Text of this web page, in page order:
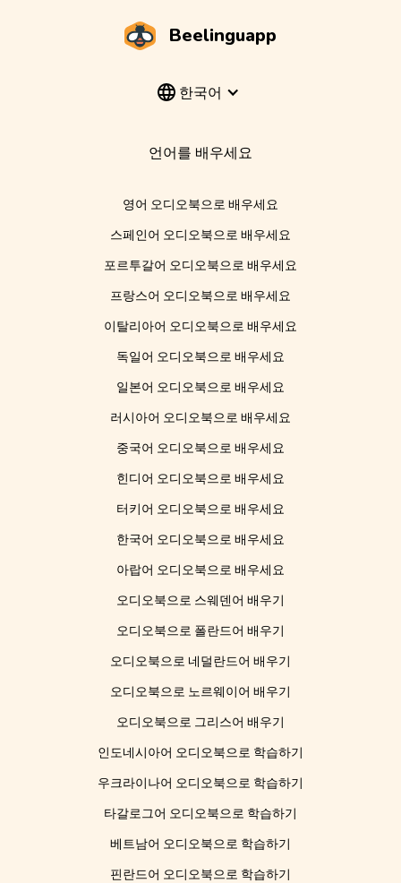
Beelinguapp
한국어
언어를 배우세요
영어 오디오북으로 배우세요
스페인어 오디오북으로 배우세요
포르투갈어 오디오북으로 배우세요
프랑스어 오디오북으로 배우세요
이탈리아어 오디오북으로 배우세요
독일어 오디오북으로 배우세요
일본어 오디오북으로 배우세요
러시아어 오디오북으로 배우세요
중국어 오디오북으로 배우세요
힌디어 오디오북으로 배우세요
터키어 오디오북으로 배우세요
한국어 오디오북으로 배우세요
아랍어 오디오북으로 배우세요
오디오북으로 스웨덴어 배우기
오디오북으로 폴란드어 배우기
오디오북으로 네덜란드어 배우기
오디오북으로 노르웨이어 배우기
오디오북으로 그리스어 배우기
인도네시아어 오디오북으로 학습하기
우크라이나어 오디오북으로 학습하기
타갈로그어 오디오북으로 학습하기
베트남어 오디오북으로 학습하기
핀란드어 오디오북으로 학습하기